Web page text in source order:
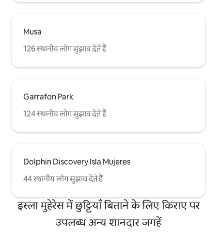
Musa
126 स्थानीय लोग सुझाव देते हैं
Garrafon Park
124 स्थानीय लोग सुझाव देते हैं
Dolphin Discovery Isla Mujeres
44 स्थानीय लोग सुझाव देते हैं
इस्ला मुहेरेस में छुट्टियाँ बिताने के लिए किराए पर
उपलब्ध अन्य शानदार जगहें